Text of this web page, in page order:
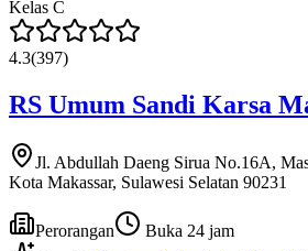
Kelas C
4.3(397)
RS Umum Sandi Karsa
Jl. Abdullah Daeng Sirua No.16A,
Kota Makassar, Sulawesi Selatan 90231
Perorangan
Buka 24 jam